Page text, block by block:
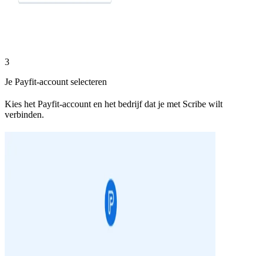
3
Je Payfit-account selecteren
Kies het Payfit-account en het bedrijf dat je met Scribe wilt
verbinden.